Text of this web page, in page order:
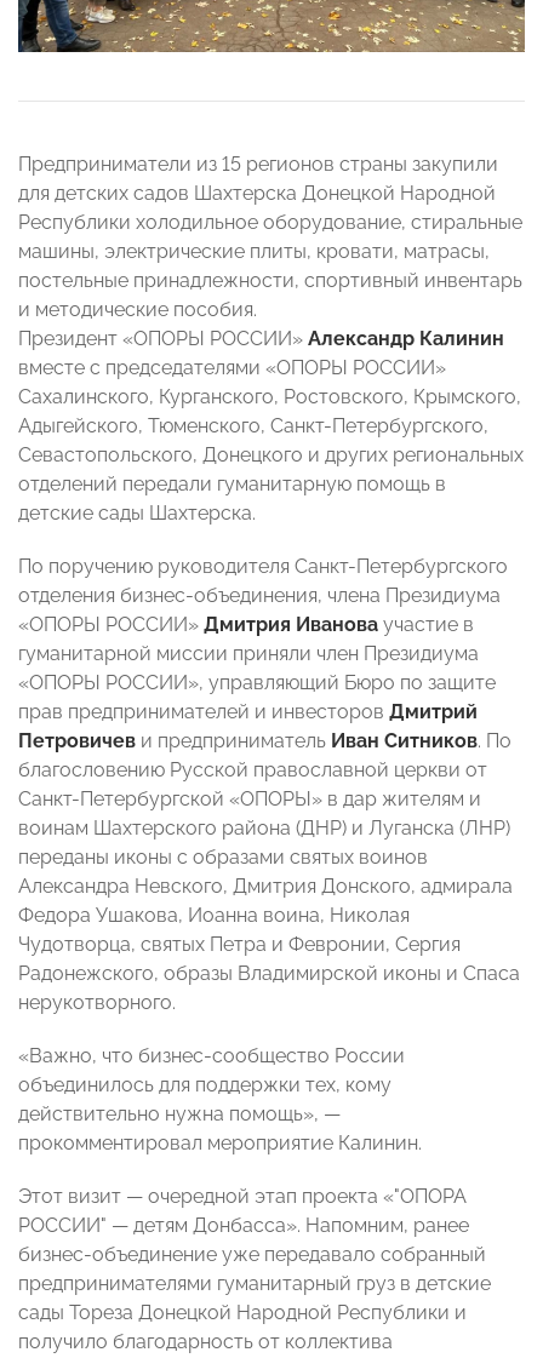
Предприниматели из 15 регионов страны закупили
для детских садов Шахтерска Донецкой Народной
Республики холодильное оборудование, стиральные
машины, электрические плиты, кровати, матрасы,
постельные принадлежности, спортивный инвентарь
и методические пособия.
Президент «ОПОРЫ РОССИИ» Александр Калинин
вместе с председателями «ОПОРЫ РОССИИ»
Сахалинского, Курганского, Ростовского, Крымского,
Адыгейского, Тюменского, Санкт-Петербургского,
Севастопольского, Донецкого и других региональных
отделений передали гуманитарную помощь в
детские сады Шахтерска.
По поручению руководителя Санкт-Петербургского
отделения бизнес-объединения, члена Президиума
«ОПОРЫ РОССИИ» Дмитрия Иванова участие в
гуманитарной миссии приняли член Президиума
«ОПОРЫ РОССИИ», управляющий Бюро по защите
прав предпринимателей и инвесторов Дмитрий
Петровичев и предприниматель Иван Ситников. По
благословению Русской православной церкви от
Санкт-Петербургской «ОПОРЫ» в дар жителям и
воинам Шахтерского района (ДНР) и Луганска (ЛНР)
переданы иконы с образами святых воинов
Александра Невского, Дмитрия Донского, адмирала
Федора Ушакова, Иоанна воина, Николая
Чудотворца, святых Петра и Февронии, Сергия
Радонежского, образы Владимирской иконы и Спаса
нерукотворного.
«Важно, что бизнес-сообщество России
объединилось для поддержки тех, кому
действительно нужна помощь», —
прокомментировал мероприятие Калинин.
Этот визит — очередной этап проекта «"ОПОРА
РОССИИ" — детям Донбасса». Напомним, ранее
бизнес-объединение уже передавало собранный
предпринимателями гуманитарный груз в детские
сады Тореза Донецкой Народной Республики и
получило благодарность от коллектива